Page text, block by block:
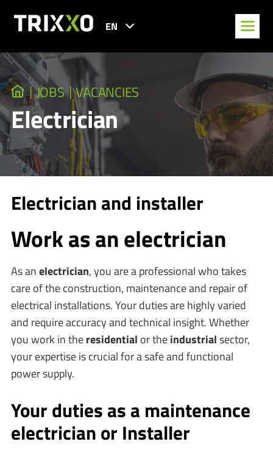
EN
JOBS VACANCIES
Electrician
Electrician and installer
Work as an electrician
As anelectrician, you are a professional who takes
care of the construction, maintenance and repair of
electrical installations. Your duties are highly varied
and require accuracy and technical insight. Whether
you work in theresidential or theindustrialsector,
your expertise is crucial for a safe and functional
power supply.
Your duties as a maintenance
electrician or Installer